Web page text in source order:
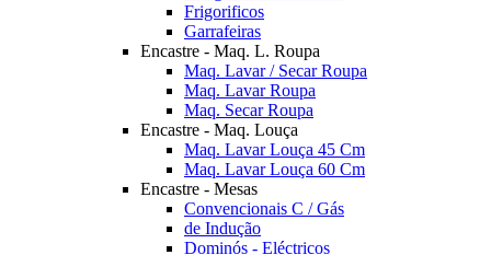
Frigorificos
Garrafeiras
Encastre - Maq. L. Roupa
Maq. Lavar / Secar Roupa
Maq. Lavar Roupa
Maq. Secar Roupa
Encastre - Maq. Louça
Maq. Lavar Louça 45 Cm
Maq. Lavar Louça 60 Cm
Encastre - Mesas
Convencionais C / Gás
de Indução
Dominós - Eléctricos